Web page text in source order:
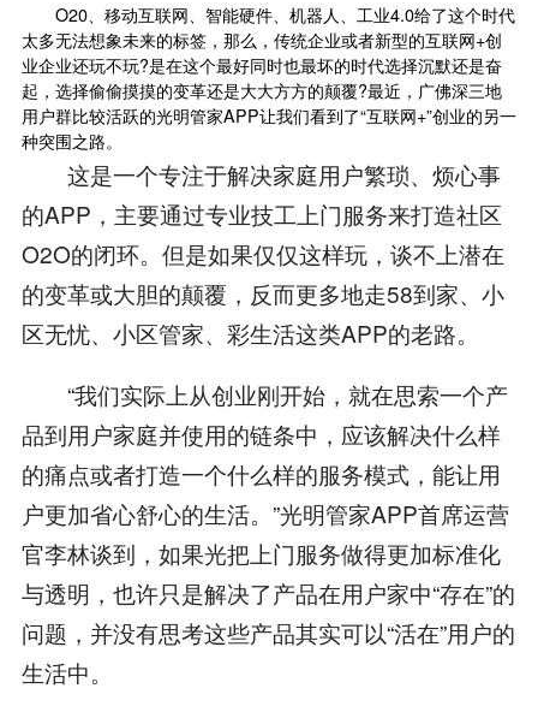
O20、移动互联网、智能硬件、机器人、工业4.0给了这个时代
太多无法想象未来的标签，那么，传统企业或者新型的互联网+创
业企业还玩不玩?是在这个最好同时也最坏的时代选择沉默还是奋
起，选择偷偷摸摸的变革还是大大方方的颠覆?最近，广佛深三地
用户群比较活跃的光明管家APP让我们看到了“互联网+”创业的另一
种突围之路。
这是一个专注于解决家庭用户繁琐、烦心事
的APP，主要通过专业技工上门服务来打造社区
O2O的闭环。但是如果仅仅这样玩，谈不上潜在
的变革或大胆的颠覆，反而更多地走58到家、小
区无忧、小区管家、彩生活这类APP的老路。
“我们实际上从创业刚开始，就在思索一个产
品到用户家庭并使用的链条中，应该解决什么样
的痛点或者打造一个什么样的服务模式，能让用
户更加省心舒心的生活。”光明管家APP首席运营
官李林谈到，如果光把上门服务做得更加标准化
与透明，也许只是解决了产品在用户家中“存在”的
问题，并没有思考这些产品其实可以“活在”用户的
生活中。